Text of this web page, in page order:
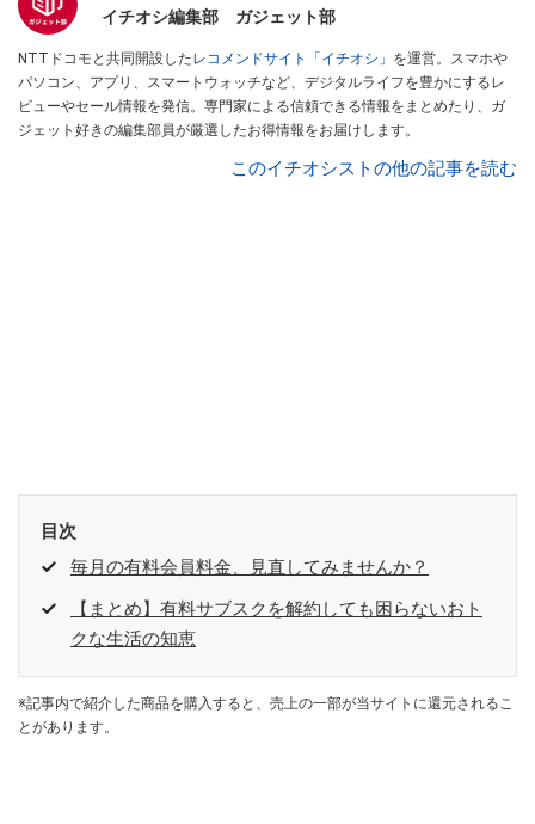
イチオシ編集部 ガジェット部
NTTドコモと共同開設したレコメンドサイト「イチオシ」 を運営。スマホや
パソコン、アプリ、スマートウォッチなど、デジタルライフを豊かにするレ
ビューやセール情報を発信。専門家による信頼できる情報をまとめたり、ガ
ジェット好きの編集部員が厳選したお得情報をお届けします。
このイチオシストの他の記事を読む
目次
毎月の有料会員料金、見直してみませんか？
【まとめ】有料サブスクを解約しても困らないおト
クな生活の知恵
※記事内で紹介した商品を購入すると、売上の一部が当サイトに還元されるこ
とがあります。